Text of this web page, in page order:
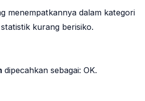
menempatkannya dalam kategori
kurang berisiko.
dipecahkan sebagai: OK.